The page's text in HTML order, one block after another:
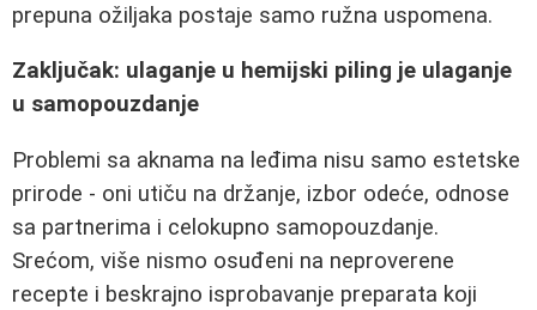
prepuna ožiljaka postaje samo ružna uspomena.
Zaključak: ulaganje u hemijski piling je ulaganje
u samopouzdanje
Problemi sa aknama na leđima nisu samo estetske
prirode - oni utiču na držanje, izbor odeće, odnose
sa partnerima i celokupno samopouzdanje.
Srećom, više nismo osuđeni na neproverene
recepte i beskrajno isprobavanje preparata koji